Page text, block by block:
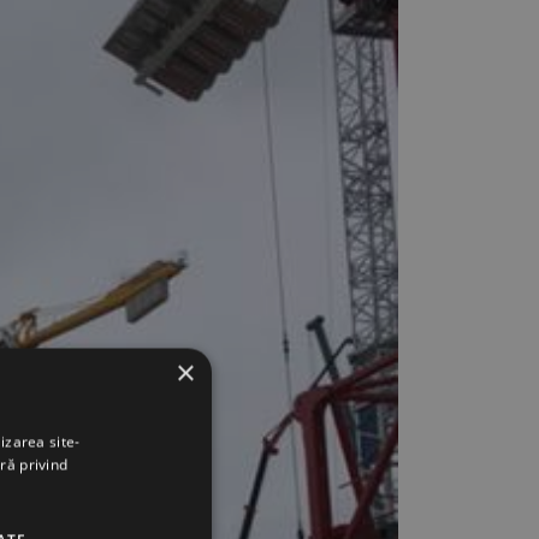
×
site-
privind